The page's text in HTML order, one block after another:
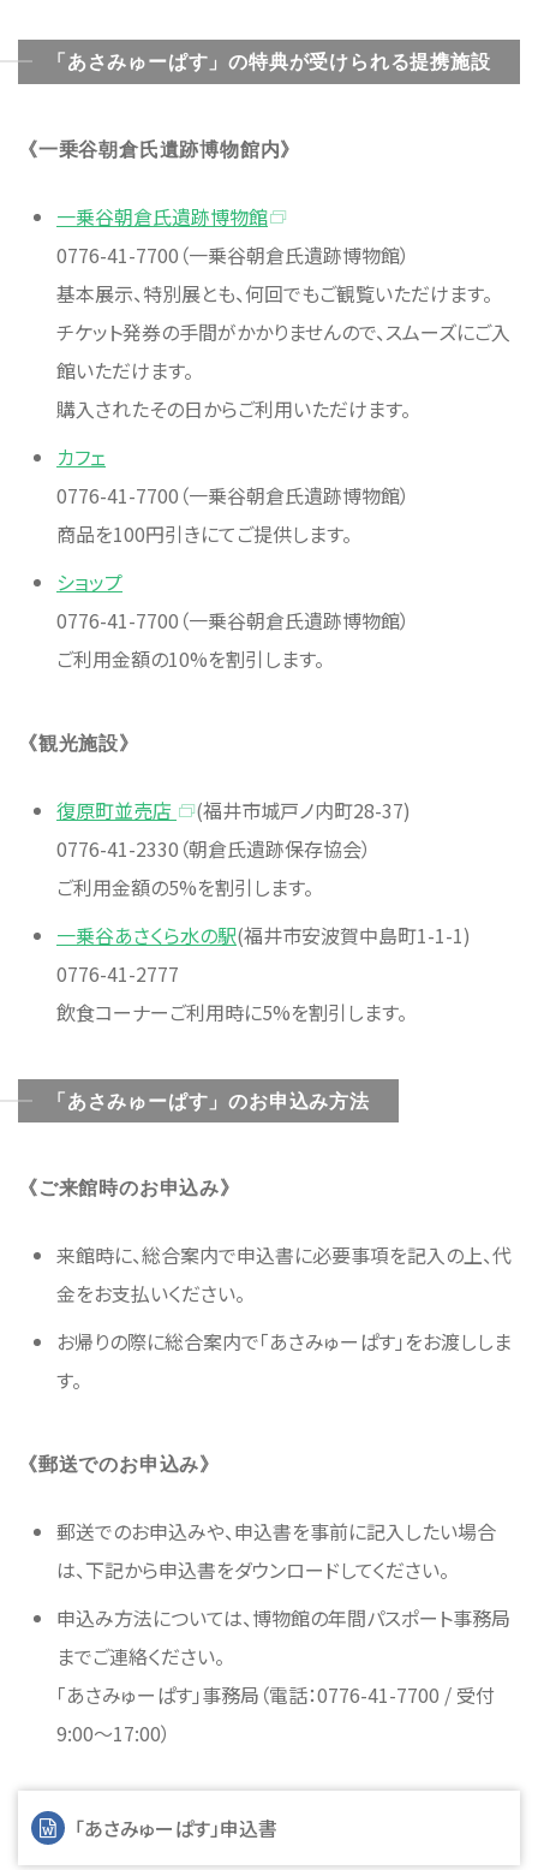
「あさみゅーぱす」の特典が受けられる提携施設
《一乗谷朝倉氏遺跡博物館内》
一乗谷朝倉氏遺跡博物館
0776-41-7700（一乗谷朝倉氏遺跡博物館）
基本展示、特別展とも、何回でもご観覧いただけます。
チケット発券の手間がかかりませんので、スムーズにご入
館いただけます。
購入されたその日からご利用いただけます。
カフェ
​0776-41-7700（一乗谷朝倉氏遺跡博物館）
商品を100円引きにてご提供します。
ショップ
0776-41-7700（一乗谷朝倉氏遺跡博物館）
ご利用金額の10%を割引します。
《観光施設》
復原町並売店
(福井市城戸ノ内町28-37)
0776-41-2330（朝倉氏遺跡保存協会）
ご利用金額の5%を割引します。
一乗谷あさくら水の駅(福井市安波賀中島町1-1-1)
0776-41-2777
飲食コーナーご利用時に5%を割引します。
「あさみゅーぱす」のお申込み方法
《ご来館時のお申込み》
来館時に、総合案内で申込書に必要事項を記入の上、代
金をお支払いください。
お帰りの際に総合案内で「あさみゅーぱす」をお渡ししま
す。
《郵送でのお申込み》
郵送でのお申込みや、申込書を事前に記入したい場合
は、下記から申込書をダウンロードしてください。
申込み方法については、博物館の年間パスポート事務局
までご連絡ください。
「あさみゅーぱす」事務局（電話：0776-41-7700 / 受付
9:00～17:00）
「あさみゅーぱす」申込書